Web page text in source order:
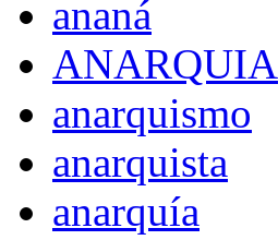
ananá
ANARQUIA
anarquismo
anarquista
anarquía